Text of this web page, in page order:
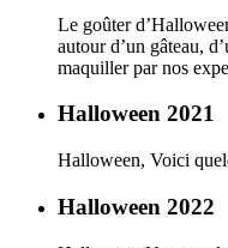
Le goûter
autour d’un gâteau,
maquiller par nos
Halloween 2021
Halloween, Voici
Halloween 2022